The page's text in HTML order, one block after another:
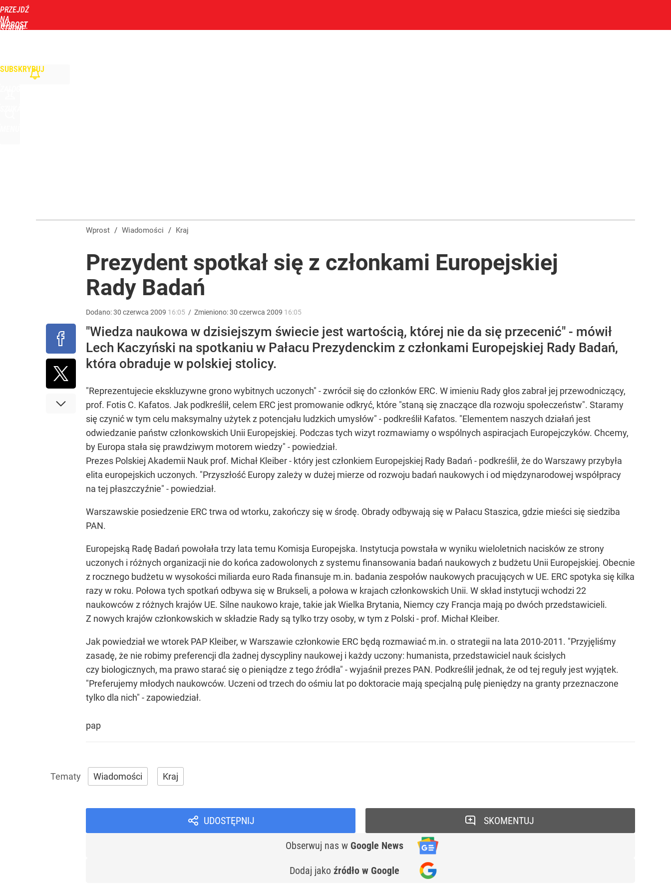
PRZEJDŹ
NA
STRONĘ
WPROST
SUBSKRYBUJ
dodaj
Mocne słowa z Moskwy pod adresem Sikorskiego. „Chce wciągnąć Polskę do konfliktu”
„Nie chodzi o zemstę”. Mocny apel w sprawie ofiar rzezi wołyńskiej
Kierowcy ZTM walczą z absurdalnym wymogiem. Warszawiacy zaskoczeni widokiem w autobusie
dodaj
Wprost / Wiadomości / Kraj
Prezydent spotkał się z członkami Europejskiej
Rady Badań
Dodano:30 czerwca 2009 16:05 / Zmieniono:30 czerwca 2009 16:05
"Wiedza naukowa w dzisiejszym świecie jest wartością, której nie da się przecenić" - mówił
Lech Kaczyński na spotkaniu w Pałacu Prezydenckim z członkami Europejskiej Rady Badań,
która obraduje w polskiej stolicy.
"Reprezentujecie ekskluzywne grono wybitnych uczonych" - zwrócił się do członków ERC. W imieniu Rady głos zabrał jej przewodniczący,
prof. Fotis C. Kafatos. Jak podkreślił, celem ERC jest promowanie odkryć, które "staną się znaczące dla rozwoju społeczeństw". Staramy
się czynić w tym celu maksymalny użytek z potencjału ludzkich umysłów" - podkreślił Kafatos. "Elementem naszych działań jest
odwiedzanie państw członkowskich Unii Europejskiej. Podczas tych wizyt rozmawiamy o wspólnych aspiracjach Europejczyków. Chcemy,
by Europa stała się prawdziwym motorem wiedzy" - powiedział.
Prezes Polskiej Akademii Nauk prof. Michał Kleiber - który jest członkiem Europejskiej Rady Badań - podkreślił, że do Warszawy przybyła
elita europejskich uczonych. "Przyszłość Europy zależy w dużej mierze od rozwoju badań naukowych i od międzynarodowej współpracy
na tej płaszczyźnie" - powiedział.
Warszawskie posiedzenie ERC trwa od wtorku, zakończy się w środę. Obrady odbywają się w Pałacu Staszica, gdzie mieści się siedziba
PAN.
Europejską Radę Badań powołała trzy lata temu Komisja Europejska. Instytucja powstała w wyniku wieloletnich nacisków ze strony
uczonych i różnych organizacji nie do końca zadowolonych z systemu finansowania badań naukowych z budżetu Unii Europejskiej. Obecnie
z rocznego budżetu w wysokości miliarda euro Rada finansuje m.in. badania zespołów naukowych pracujących w UE. ERC spotyka się kilka
razy w roku. Połowa tych spotkań odbywa się w Brukseli, a połowa w krajach członkowskich Unii. W skład instytucji wchodzi 22
naukowców z różnych krajów UE. Silne naukowo kraje, takie jak Wielka Brytania, Niemcy czy Francja mają po dwóch przedstawicieli.
Z nowych krajów członkowskich w składzie Rady są tylko trzy osoby, w tym z Polski - prof. Michał Kleiber.
Jak powiedział we wtorek PAP Kleiber, w Warszawie członkowie ERC będą rozmawiać m.in. o strategii na lata 2010-2011. "Przyjęliśmy
zasadę, że nie robimy preferencji dla żadnej dyscypliny naukowej i każdy uczony: humanista, przedstawiciel nauk ścisłych
czy biologicznych, ma prawo starać się o pieniądze z tego źródła" - wyjaśnił prezes PAN. Podkreślił jednak, że od tej reguły jest wyjątek.
"Preferujemy młodych naukowców. Uczeni od trzech do ośmiu lat po doktoracie mają specjalną pulę pieniędzy na granty przeznaczone
tylko dla nich" - zapowiedział.
pap
Wiadomości Kraj
UDOSTĘPNIJ
Obserwuj nas w Google News
Dodaj jako źródło w Google
SKOMENTUJ